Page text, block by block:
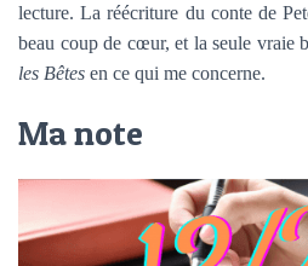
lecture. La réécriture du conte de
beau coup de cœur, et la seule vraie
les Bêtes en ce qui me concerne.
Ma note